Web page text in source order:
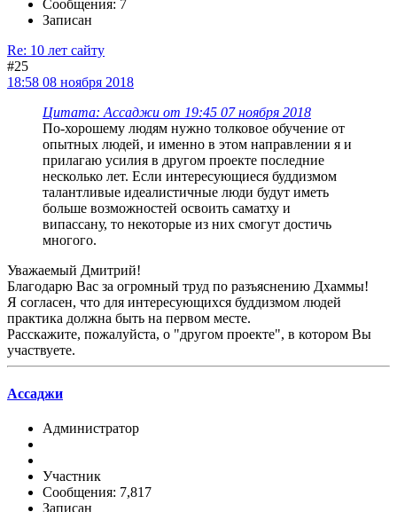
Сообщения: 7
Записан
Re: 10 лет сайту
#25
18:58 08 ноября 2018
Цитата: Ассаджи от 19:45 07 ноября 2018
По-хорошему людям нужно толковое обучение от
опытных людей, и именно в этом направлении я и
прилагаю усилия в другом проекте последние
несколько лет. Если интересующиеся буддизмом
талантливые идеалистичные люди будут иметь
больше возможностей освоить саматху и
випассану, то некоторые из них смогут достичь
многого.
Уважаемый Дмитрий!
Благодарю Вас за огромный труд по разъяснению Дхаммы!
Я согласен, что для интересующихся буддизмом людей
практика должна быть на первом месте.
Расскажите, пожалуйста, о "другом проекте", в котором Вы
участвуете.
Ассаджи
Администратор
Участник
Сообщения: 7,817
Записан